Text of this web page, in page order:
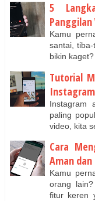
5
Kamu
santai,
bikin
Tutorial
Instagram
paling
video, kita
Cara
Aman
Kamu
orang
fitur keren